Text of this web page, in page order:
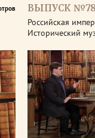
ВЫПУСК
Российская
Исторический